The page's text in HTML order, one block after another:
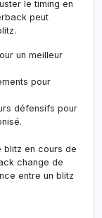
le timing en
peut
un meilleur
pour
défensifs pour
blitz en cours de
change de
entre un blitz